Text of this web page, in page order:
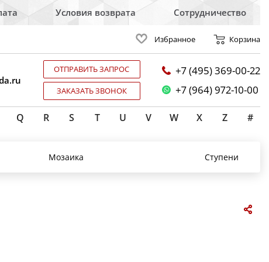
Условия возврата Сотрудничество
Избранное Корзина
ОТПРАВИТЬ ЗАПРОС
ЗАКАЗАТЬ ЗВОНОК
+7 (495) 369-00-22
+7 (964) 972-10-00
Q R S T U V W X Z #
Мозаика Ступени